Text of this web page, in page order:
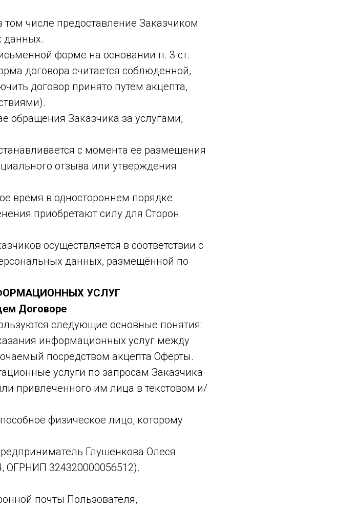
числе предоставление Заказчиком
данных.
форме на основании п. 3 ст.
договора считается соблюденной,
договор принято путем акцепта,
обращения Заказчика за услугами,
с момента её размещения
отзыва или утверждения
время в одностороннем порядке
приобретают силу для Сторон
осуществляется в соответствии с
данных, размещённой по
УСЛУГ
Договоре
следующие основные понятия:
информационных услуг между
посредством акцепта Оферты.
услуги по запросам Заказчика
привлеченного им лица в текстовом и/
физическое лицо, которому
Глушенкова Олеся
ОГРНИП 324320000056512).
почты Пользователя,